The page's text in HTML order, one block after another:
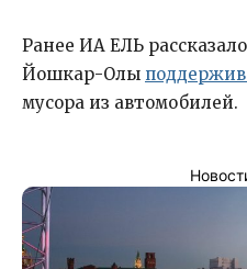
Ранее ИА ЕЛЬ
Йошкар-Олы
мусора из автомобилей.